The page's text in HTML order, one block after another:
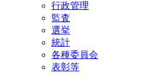
行政管理
監査
選挙
統計
各種委員会
表彰等